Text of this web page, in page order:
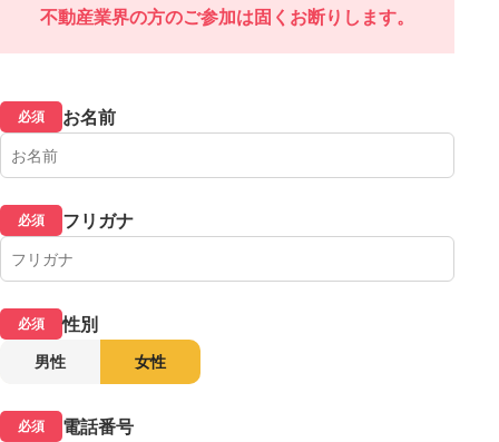
不動産業界の方のご参加は固くお断りします。
必須 お名前
必須 フリガナ
必須 性別
男性 女性
必須 電話番号